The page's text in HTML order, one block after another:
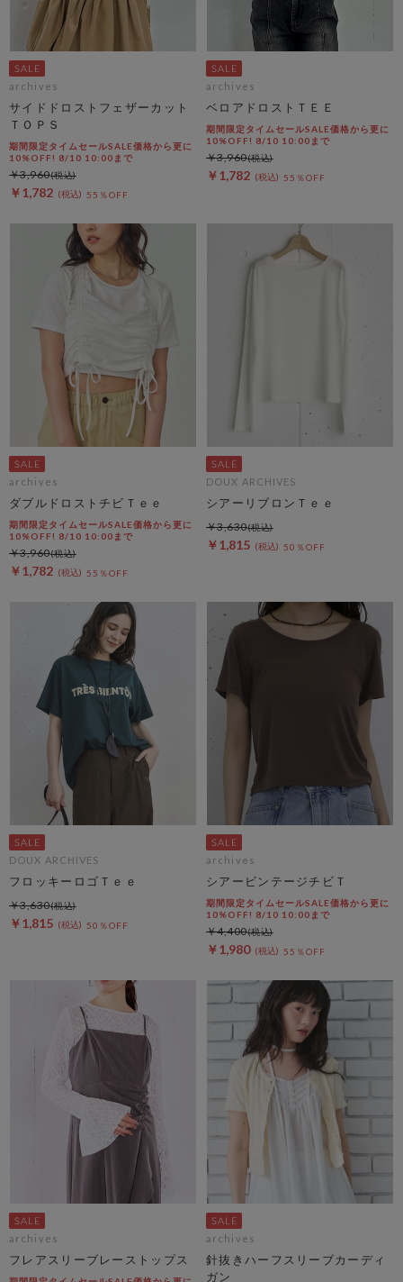
archives
サイドドロストフェザーカット
ＴＯＰＳ
期間限定タイムセールSALE価格から更に
10%OFF! 8/10 10:00まで
￥1,782 55％OFF
￥3,960
archives
ベロアドロストＴＥＥ
期間限定タイムセールSALE価格から更に
10%OFF! 8/10 10:00まで
￥1,782 55％OFF
￥3,960
archives
ダブルドロストチビＴｅｅ
期間限定タイムセールSALE価格から更に
10%OFF! 8/10 10:00まで
￥1,782 55％OFF
￥3,960
DOUX ARCHIVES
シアーリブロンＴｅｅ
￥1,815 50％OFF
￥3,630
DOUX ARCHIVES
フロッキーロゴＴｅｅ
￥1,815 50％OFF
￥3,630
archives
シアービンテージチビＴ
期間限定タイムセールSALE価格から更に
10%OFF! 8/10 10:00まで
￥1,980 55％OFF
￥4,400
archives
フレアスリーブレーストップス
archives
針抜きハーフスリーブカーディ
ガン